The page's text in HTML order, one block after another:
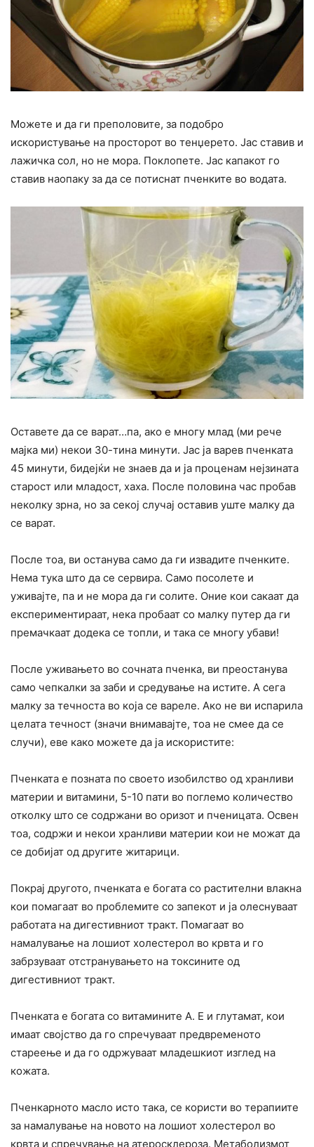
Можете и да ги преполовите, за подобро
искористување на просторот во тенџерето. Јас ставив и
лажичка сол, но не мора. Поклопете. Јас капакот го
ставив наопаку за да се потиснат пченките во водата.
Оставете да се варат…па, ако е многу млад (ми рече
мајка ми) некои 30-тина минути. Јас ја варев пченката
45 минути, бидејќи не знаев да и ја проценам нејзината
старост или младост, хаха. После половина час пробав
неколку зрна, но за секој случај оставив уште малку да
се варат.
После тоа, ви останува само да ги извадите пченките.
Нема тука што да се сервира. Само посолете и
уживајте, па и не мора да ги солите. Оние кои сакаат да
експериментираат, нека пробаат со малку путер да ги
премачкаат додека се топли, и така се многу убави!
После уживањето во сочната пченка, ви преостанува
само чепкалки за заби и средување на истите. А сега
малку за течноста во која се вареле. Ако не ви испарила
целата течност (значи внимавајте, тоа не смее да се
случи), еве како можете да ја искористите:
Пченката е позната по своето изобилство од хранливи
материи и витамини, 5-10 пати во поглемо количество
отколку што се содржани во оризот и пченицата. Освен
тоа, содржи и некои хранливи материи кои не можат да
се добијат од другите житарици.
Покрај другото, пченката е богата со растителни влакна
кои помагаат во проблемите со запекот и ја олеснуваат
работата на дигестивниот тракт. Помагаат во
намалување на лошиот холестерол во крвта и го
забрзуваат отстранувањето на токсините од
дигестивниот тракт.
Пченката е богата со витамините А. Е и глутамат, кои
имаат својство да го спречуваат предвременото
стареење и да го одржуваат младешкиот изглед на
кожата.
Пченкарното масло исто така, се користи во терапиите
за намалување на новото на лошиот холестерол во
крвта и спречување на атеросклероза. Метаболизмот